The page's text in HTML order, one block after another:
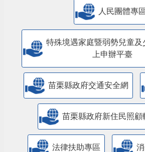
人民團體專
特殊境遇家庭暨弱勢兒童及
上申辦平臺
苗栗縣政府交通安全網
苗栗縣政府新住民照顧
法律扶助專區